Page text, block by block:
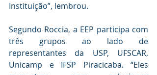
Instituição”, lembrou.
Segundo Roccia, a EEP participa com
três grupos ao lado de
representantes da USP, UFSCAR,
Unicamp e IFSP Piracicaba. “Eles